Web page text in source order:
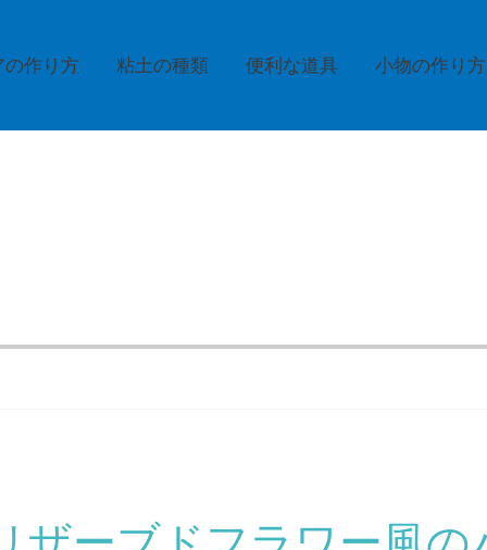
の作り方 粘土の種類 便利な道具 小物の作り方